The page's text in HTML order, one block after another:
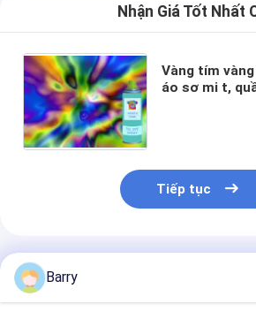
Nhận Giá Tốt Nhất
Vàng tím
áo sơ mi t,
Tiếp tục
Sản Phẩm Khuyến Cáo
Barry